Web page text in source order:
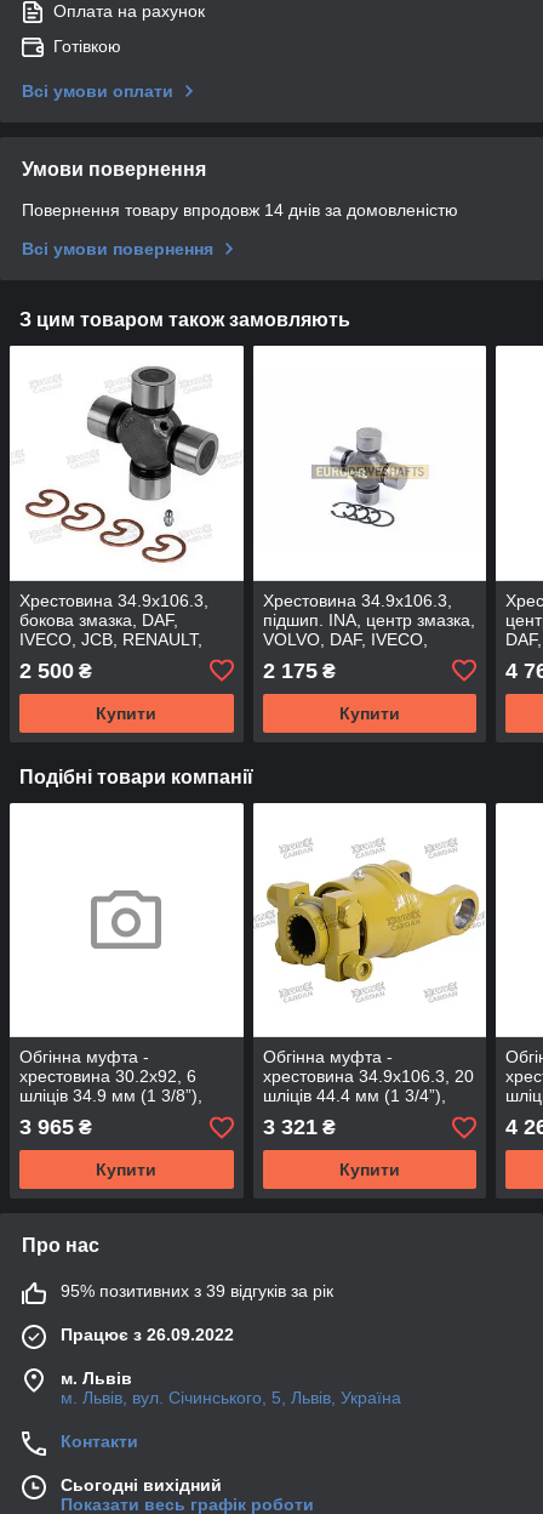
Оплата на рахунок
Готівкою
Всі умови оплати
Умови повернення
Повернення товару впродовж 14 днів за домовленістю
Всі умови повернення
З цим товаром також замовляють
Хрестовина 34.9x106.3,
бокова змазка, DAF,
IVECO, JCB, RENAULT,
VOLVO, FORD, DODGE,
351-SP (SPICER)
2 500 ₴
Купити
Хрестовина 34.9x106.3,
підшип. INA, центр змазка,
VOLVO, DAF, IVECO,
UJ68730INA (FBC)
2 175₴
Купити
4
Подібні товари компанії
Обгінна муфта -
хрестовина 30.2х92, 6
шліців 34.9 мм (1 3/8”),
2400 Нм (OC3092-6-2400-
B)
3 965 ₴
Купити
Обгінна муфта -
хрестовина 34.9х106.3, 20
шліців 44.4 мм (1 3/4”),
2400 Нм (OC34106-20-
2400-1)
3 321₴
Купити
4
Про нас
95% позитивних з 39 відгуків за рік
Працює з 26.09.2022
м. Львів
м. Львів, вул. Січинського, 5, Львів, Україна
Контакти
Сьогодні вихідний
Показати весь графік роботи